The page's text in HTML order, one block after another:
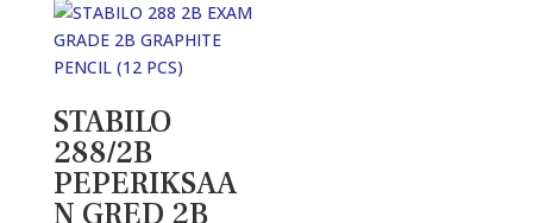
STABILO
288/2B
PEPERIKSAA
N GRED 2B